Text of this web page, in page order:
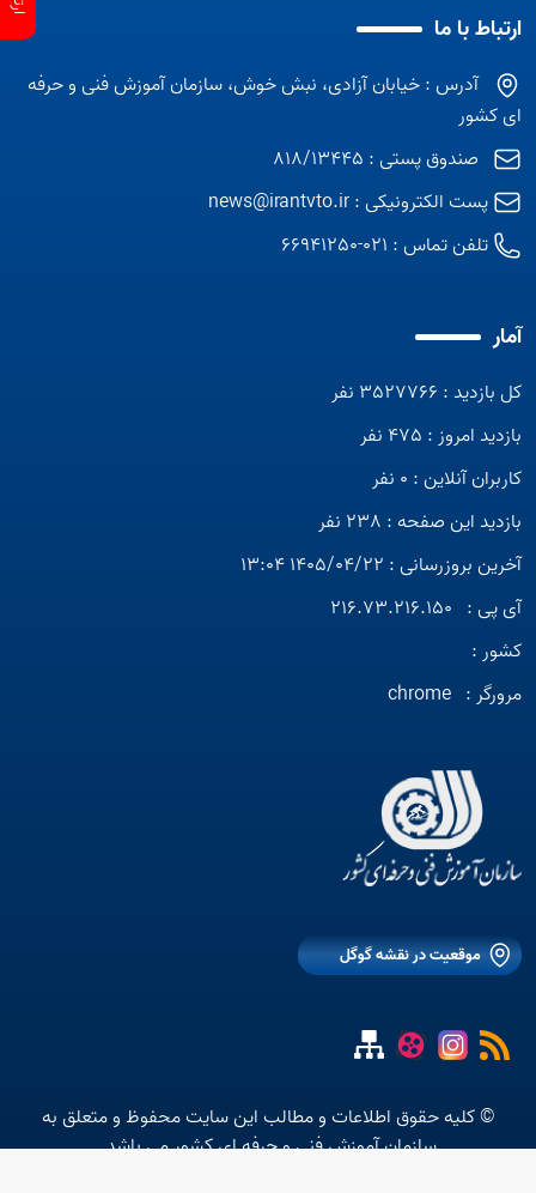
ارتباط با ما
آدرس : خیابان آزادی، نبش خوش، سازمان آموزش فنی و حرفه
ای کشور
صندوق پستی : 818/13445
پست الکترونیکی :news@irantvto.ir
تلفن تماس : 021-66941250
آمار
کل بازدید : 3527766 نفر
بازدید امروز : 475 نفر
کاربران آنلاین : 0 نفر
بازدید این صفحه : 238 نفر
آخرین بروزرسانی : 1405/04/22 13:04
آی پی : 216.73.216.150
کشور :
مرورگر : chrome
موقعیت در نقشه گوگل
© کلیه حقوق اطلاعات و مطالب این سایت محفوظ و متعلق به
سازمان آموزش فنی و حرفه ای کشور می باشد.